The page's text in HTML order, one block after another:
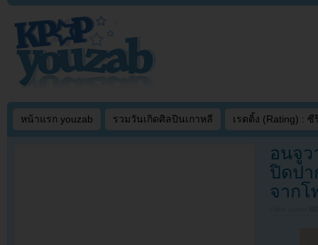
หน้าแรก youzab รวมวันเกิดศิลปินเกาหลี เรตติ้ง (Rating) : ซี
อนจู
ปิดปา
จาก